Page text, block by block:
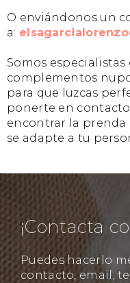
O enviándonos un
a:
Somos
complementos
para que luzcas
ponerte en
encontrar la
se adapte a tu
¡Contacta
Puedes hacerlo
contacto, email,